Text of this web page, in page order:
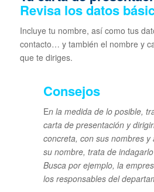
Revisa los datos
Incluye tu nombre, así como tus
contacto… y también el nombre y
que te diriges.
Consejos
En la medida de lo posible,
carta de presentación y
concreta, con sus nombres y
su nombre, trata de
Busca por ejemplo, la
los responsables del